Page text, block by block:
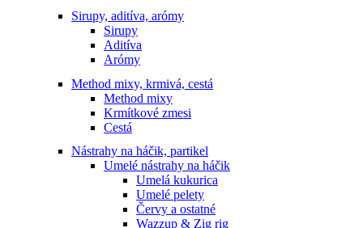
Sirupy, aditíva, arómy
Sirupy
Aditíva
Arómy
Method mixy, krmivá, cestá
Method mixy
Krmítkové zmesi
Cestá
Nástrahy na háčik, partikel
Umelé nástrahy na háčik
Umelá kukurica
Umelé pelety
Červy a ostatné
Wazzup & Zig rig